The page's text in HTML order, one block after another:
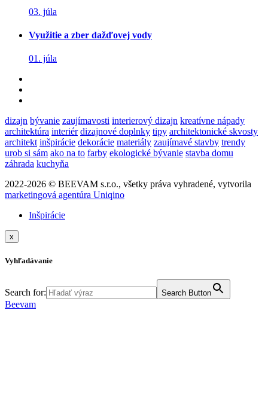
03. júla
Využitie a zber dažďovej vody
01. júla
dizajn bývanie zaujímavosti interierový dizajn kreatívne nápady
architektúra interiér dizajnové doplnky tipy architektonické skvosty
architekt inšpirácie dekorácie materiály zaujímavé stavby trendy
urob si sám ako na to farby ekologické bývanie stavba domu
záhrada kuchyňa
2022-2026 © BEEVAM s.r.o., všetky práva vyhradené, vytvorila
marketingová agentúra Uniqino
Inšpirácie
x
Vyhľadávanie
Search for: Search Button
Beevam